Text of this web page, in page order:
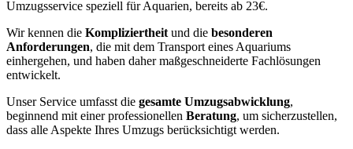
Umzugsservice speziell für Aquarien, bereits ab 23€.
Wir kennen die Kompliziertheit und die besonderen
Anforderungen, die mit dem Transport eines Aquariums
einhergehen, und haben daher maßgeschneiderte Fachlösungen
entwickelt.
Unser Service umfasst die gesamte Umzugsabwicklung,
beginnend mit einer professionellen Beratung, um sicherzustellen,
dass alle Aspekte Ihres Umzugs berücksichtigt werden.